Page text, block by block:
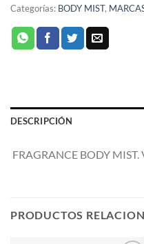
Categorías: BODY MIST,
DESCRIPCIÓN
FRAGRANCE BODY MIST.
PRODUCTOS